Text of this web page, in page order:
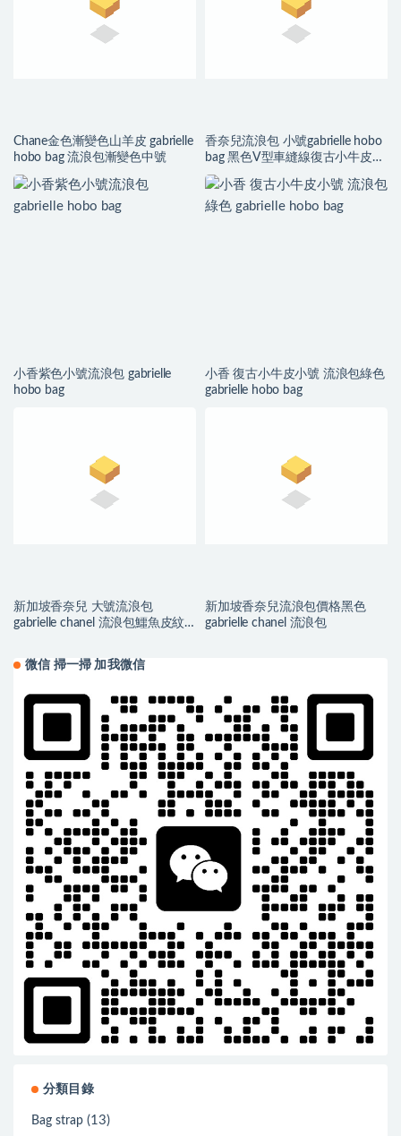
Chane金色漸變色山羊皮 gabrielle
hobo bag 流浪包漸變色中號
香奈兒流浪包 小號gabrielle hobo
bag 黑色V型車縫線復古小牛皮、
銀色與金色金屬
小香紫色小號流浪包 gabrielle
hobo bag
小香 復古小牛皮小號 流浪包綠色
gabrielle hobo bag
新加坡香奈兒 大號流浪包
gabrielle chanel 流浪包鱷魚皮紋
新加坡香奈兒流浪包價格黑色
gabrielle chanel 流浪包
微信 掃一掃 加我微信
分類目錄
Bag strap (13)